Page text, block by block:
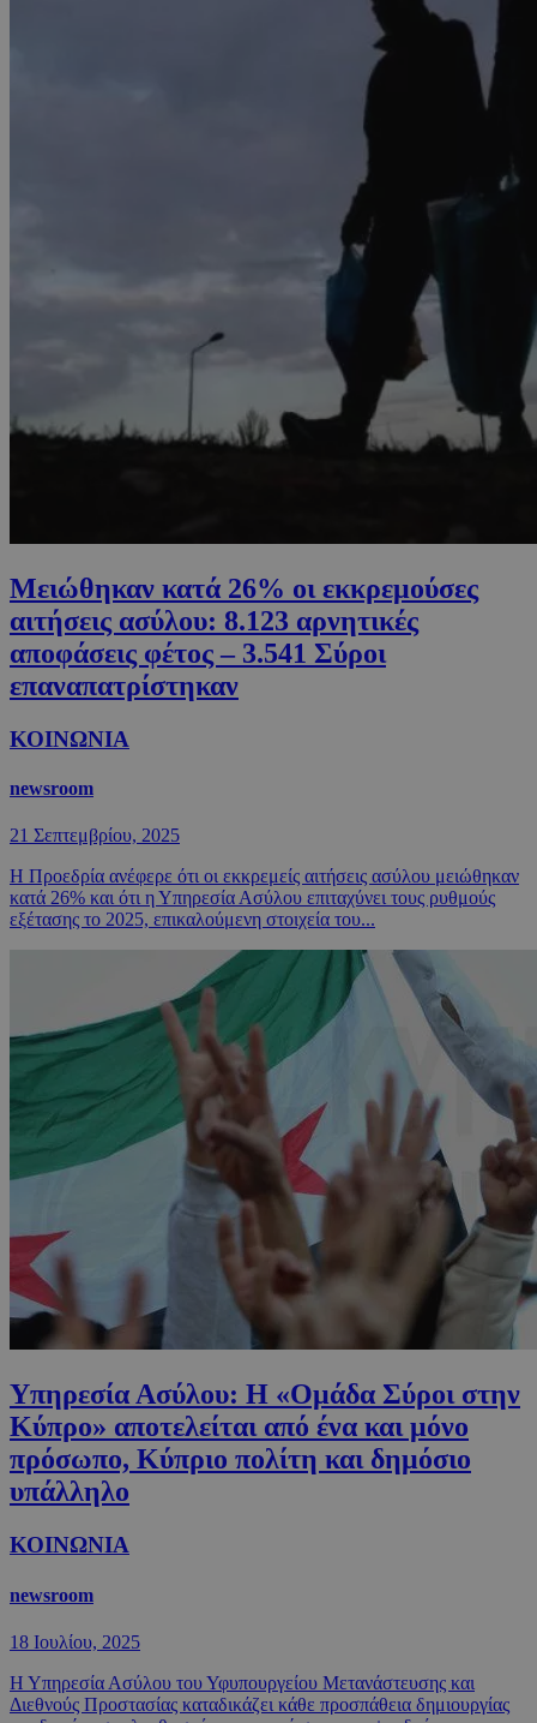
Μειώθηκαν κατά 26% οι εκκρεμούσες
αιτήσεις ασύλου: 8.123 αρνητικές
αποφάσεις φέτος – 3.541 Σύροι
επαναπατρίστηκαν
ΚΟΙΝΩΝΙΑ
newsroom
21 Σεπτεμβρίου, 2025
Η Προεδρία ανέφερε ότι οι εκκρεμείς αιτήσεις ασύλου μειώθηκαν
κατά 26% και ότι η Υπηρεσία Ασύλου επιταχύνει τους ρυθμούς
εξέτασης το 2025, επικαλούμενη στοιχεία του...
Υπηρεσία Ασύλου: Η «Ομάδα Σύροι στην
Κύπρο» αποτελείται από ένα και μόνο
πρόσωπο, Κύπριο πολίτη και δημόσιο
υπάλληλο
ΚΟΙΝΩΝΙΑ
newsroom
18 Ιουλίου, 2025
Η Υπηρεσία Ασύλου του Υφυπουργείου Μετανάστευσης και
Διεθνούς Προστασίας καταδικάζει κάθε προσπάθεια δημιουργίας